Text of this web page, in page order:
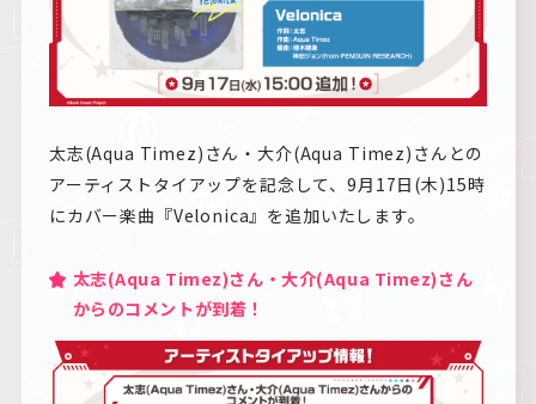
太志(Aqua Timez)さん・大介(Aqua Timez)さんとの
アーティストタイアップを記念して、9月17日(木)15時
にカバー楽曲『Velonica』を追加いたします。
太志(Aqua Timez)さん・大介(Aqua Timez)さん
からのコメントが到着！